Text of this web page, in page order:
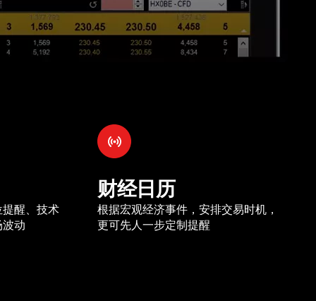
醒、技术
动
财经日历
根据宏观经济事件，安排交易时机，
更可先人一步定制提醒